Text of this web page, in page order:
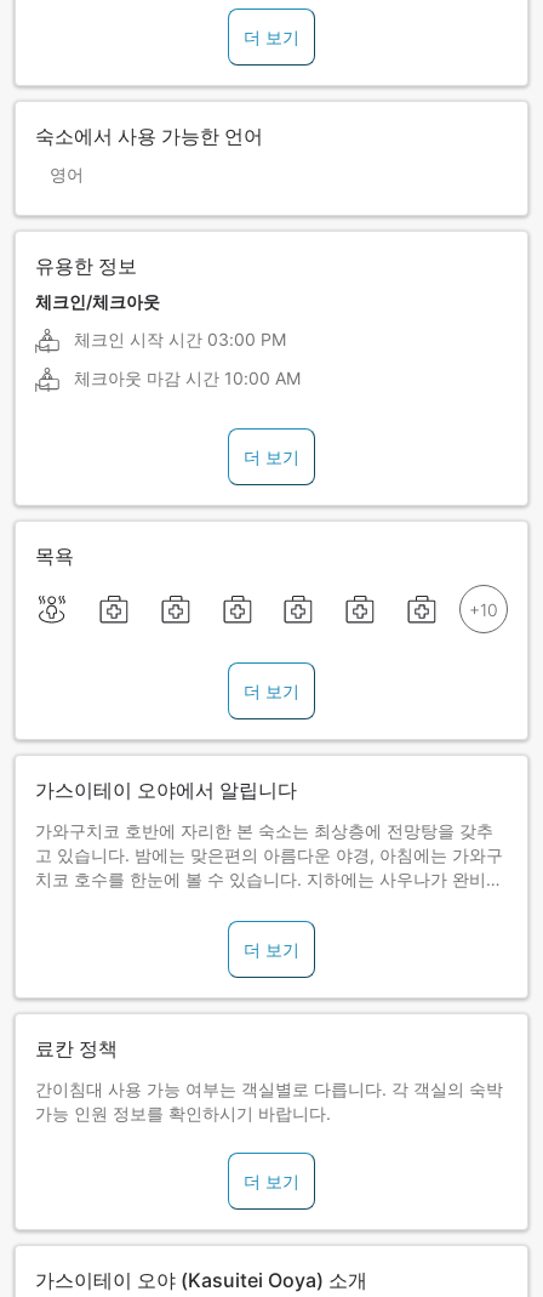
더 보기
숙소에서 사용 가능한 언어
영어
유용한 정보
체크인/체크아웃
체크인 시작 시간 03:00 PM
체크아웃 마감 시간 10:00 AM
더 보기
목욕
더 보기
가스이테이 오야에서 알립니다
가와구치코 호반에 자리한 본 숙소는 최상층에 전망탕을 갖추
고 있습니다. 밤에는 맞은편의 아름다운 야경, 아침에는 가와구
치코 호수를 한눈에 볼 수 있습니다. 지하에는 사우나가 완비된
석식은 일식 가이세키를 준비해 드립니다.
(식사 장소는 선택할 수 없습니다.)
<조식>
더 보기
료칸 정책
간이침대 사용 가능 여부는 객실별로 다릅니다. 각 객실의 숙박
가능 인원 정보를 확인하시기 바랍니다.
더 보기
가스이테이 오야 (Kasuitei Ooya) 소개